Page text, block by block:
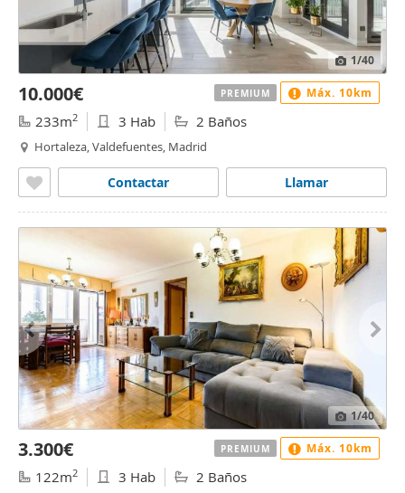
1/40
10.000€
233m2 3 Hab 2 Baños
Hortaleza, Valdefuentes, Madrid
Llamar
Contactar
PREMIUM Máx. 10km
1/40
3.300€
122m2 3 Hab 2 Baños
PREMIUM Máx. 10km